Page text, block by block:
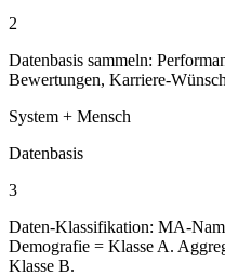
2
Datenbasis sammeln:
Bewertungen, Karriere-
System + Mensch
Datenbasis
3
Daten-Klassifikation: MA-
Demografie = Klasse A.
Klasse B.